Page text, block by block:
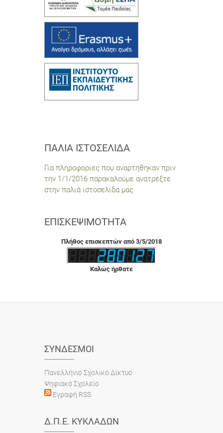
ΠΑΛΙΆ ΙΣΤΟΣΕΛΊΔΑ
Για πληροφορίες που αναρτήθηκαν πριν
την 1/1/2016 παρακαλούμε ανατρέξτε
στην παλιά ιστοσελίδα μας
ΕΠΙΣΚΕΨΙΜΌΤΗΤΑ
Πλήθος επισκεπτών από 3/5/2018
Καλώς ήρθατε
ΣΎΝΔΕΣΜΟΙ
Πανελλήνιο Σχολικό Δίκτυο
Ψηφιακό Σχολείο
Εγραφή RSS
Δ.Π.Ε. ΚΥΚΛΆΔΩΝ